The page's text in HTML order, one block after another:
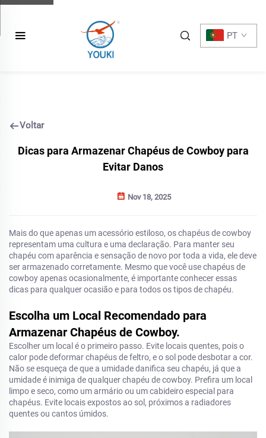
PT
Voltar
Dicas para Armazenar Chapéus de Cowboy para
Evitar Danos
Nov 18, 2025
Mais do que apenas um acessório estiloso, os chapéus de cowboy
representam uma cultura e uma declaração. Para manter seu
chapéu com aparência e sensação de novo por toda a vida, ele deve
ser armazenado corretamente. Mesmo que você use chapéus de
cowboy apenas ocasionalmente, é importante conhecer essas
dicas para qualquer ocasião e para todos os tipos de chapéu.
Escolha um Local Recomendado para
Armazenar Chapéus de Cowboy.
Escolher um local é o primeiro passo. Evite locais quentes, pois o
calor pode deformar chapéus de feltro, e o sol pode desbotar a cor.
Não se esqueça de que a umidade danifica seu chapéu, já que a
umidade é inimiga de qualquer chapéu de cowboy. Prefira um local
limpo e seco, como um armário ou um cabideiro especial para
chapéus. Evite locais expostos ao sol, próximos a radiadores
quentes ou cantos úmidos.